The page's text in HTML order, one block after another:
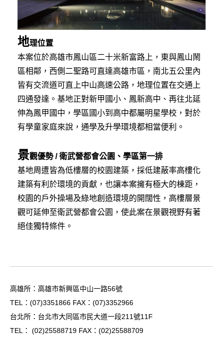
地理位置
本案位於高雄市鳳山區二十米新富路上，東與鳳山鬧
區相鄰，西側二聖路可直達高雄市區，南北五公里內
皆有交流道可直上中山高速公路，地理位置在交通上
四通發達。基地正對新甲國小、鳳新高中、再往北延
伸為鳳甲國中，學區國小到高中都屬明星學校，對於
有學童家庭來說，通學及升學環境都相當便利。
景觀優勢 / 衛武營都會公園、學區第一排
基地周遭皆為低樓層的校園建築，採低建蔽率高樓化
建築有利於環境的貢獻，也讓本案擁有極大的棟距，
校園的戶外操場及綠地創造環境的開闊性，高樓層景
觀可延伸至衛武營都會公園，使此案在景觀視野有著
絕佳獨特條件。
高雄所：高雄市新興區中山一路56號
TEL： (07)3351866 FAX：(07)3352966
台北所：台北市大同區市民大道一段211號11F
TEL：
(02)25588719 FAX：(02)25588709